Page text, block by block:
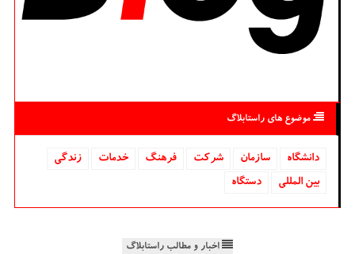
موضوع های راستابلاگ
دانشگاه‌ سازمان شركت فرهنگ خدمات
زندگی
بین المللی
دستگاه
اخبار و مطالب راستابلاگ